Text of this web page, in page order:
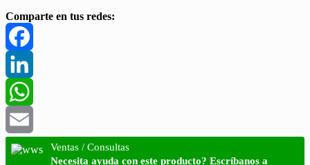
Comparte en tus redes:
Facebook
LinkedIn
WhatsApp
Email
Ventas / Consultas
Necesita ayuda con este producto? Escríbanos a